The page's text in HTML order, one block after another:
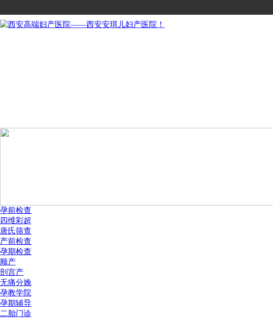
孕前检查
四维彩超
唐氏筛查
产前检查
孕期检查
顺产
剖宫产
无痛分娩
孕教学院
孕期辅导
二胎门诊